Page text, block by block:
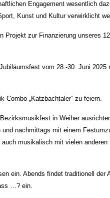
Engagement wesentlich
Kunst und Kultur verwirklicht
Projekt zur Finanzierung unseres
vom 28.-30. Juni 2025
Combo „Katzbachtaler“ zu feiern.
in Weiher
nachmittags mit einem
musikalisch mit vielen anderen
ein. Abends findet traditionell der
…? ein.